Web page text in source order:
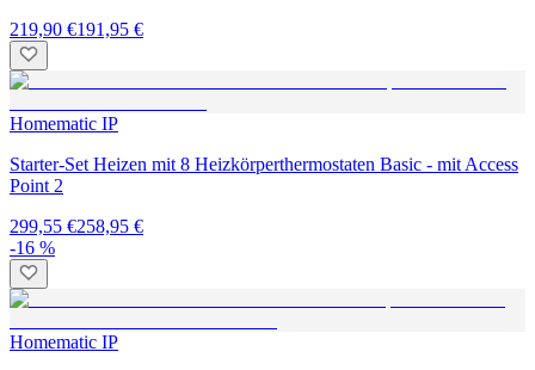
219,90 €191,95 €
Homematic IP
Starter-Set Heizen mit 8 Heizkörperthermostaten Basic - mit Access
Point 2
299,55 €258,95 €
-16 %
Homematic IP